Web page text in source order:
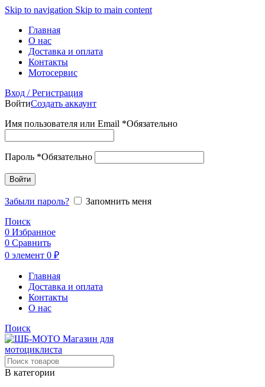
Skip to navigation Skip to main content
Главная
О нас
Доставка и оплата
Контакты
Мотосервис
Вход / Регистрация
ВойтиСоздать аккаунт
Имя пользователя или Email *Обязательно
Пароль *Обязательно
Войти
Забыли пароль?
Запомнить меня
Поиск
0 Избранное
0 Сравнить
0 элемент 0 ₽
Главная
Доставка и оплата
Контакты
О нас
Поиск
В категории